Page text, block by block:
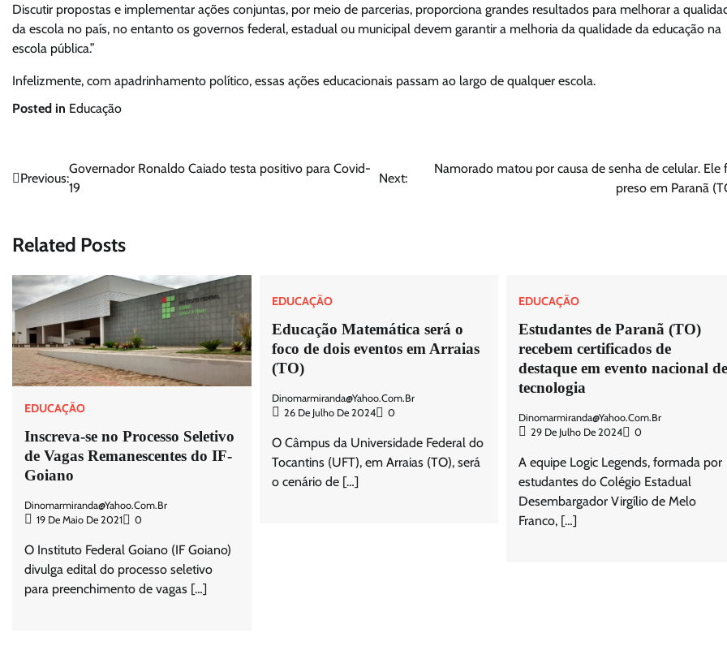
Discutir propostas e implementar ações conjuntas, por meio de parcerias, proporciona grandes resultados para melhorar a
da escola no país, no entanto os governos federal, estadual ou municipal devem garantir a melhoria da qualidade da educação na
escola pública.”
Infelizmente, com apadrinhamento político, essas ações educacionais passam ao largo de qualquer escola.
Posted in Educação
Navegação
Previous:
Governador Ronaldo Caiado testa positivo para Covid-
19
Next:
Namorado matou por causa de senha de celular. Ele
preso em Paranã
Related Posts
EDUCAÇÃO
Inscreva-se no Processo Seletivo
de Vagas Remanescentes do IF-
Goiano
Dinomarmiranda@yahoo.com.br
19 De Maio De 2021
0
O Instituto Federal Goiano (IF Goiano)
divulga edital do processo seletivo
para preenchimento de vagas […]
EDUCAÇÃO
Educação Matemática será o
foco de dois eventos em Arraias
(TO)
Dinomarmiranda@yahoo.com.br
26 De Julho De 2024
0
O Câmpus da Universidade Federal do
Tocantins (UFT), em Arraias (TO), será
o cenário de […]
EDUCAÇÃO
Estudantes de Paranã (TO)
recebem certificados de
destaque em evento nacional
tecnologia
Dinomarmiranda@yahoo.com.br
29 De Julho De 2024
0
A equipe Logic Legends, formada por
estudantes do Colégio Estadual
Desembargador Virgílio de Melo
Franco, […]